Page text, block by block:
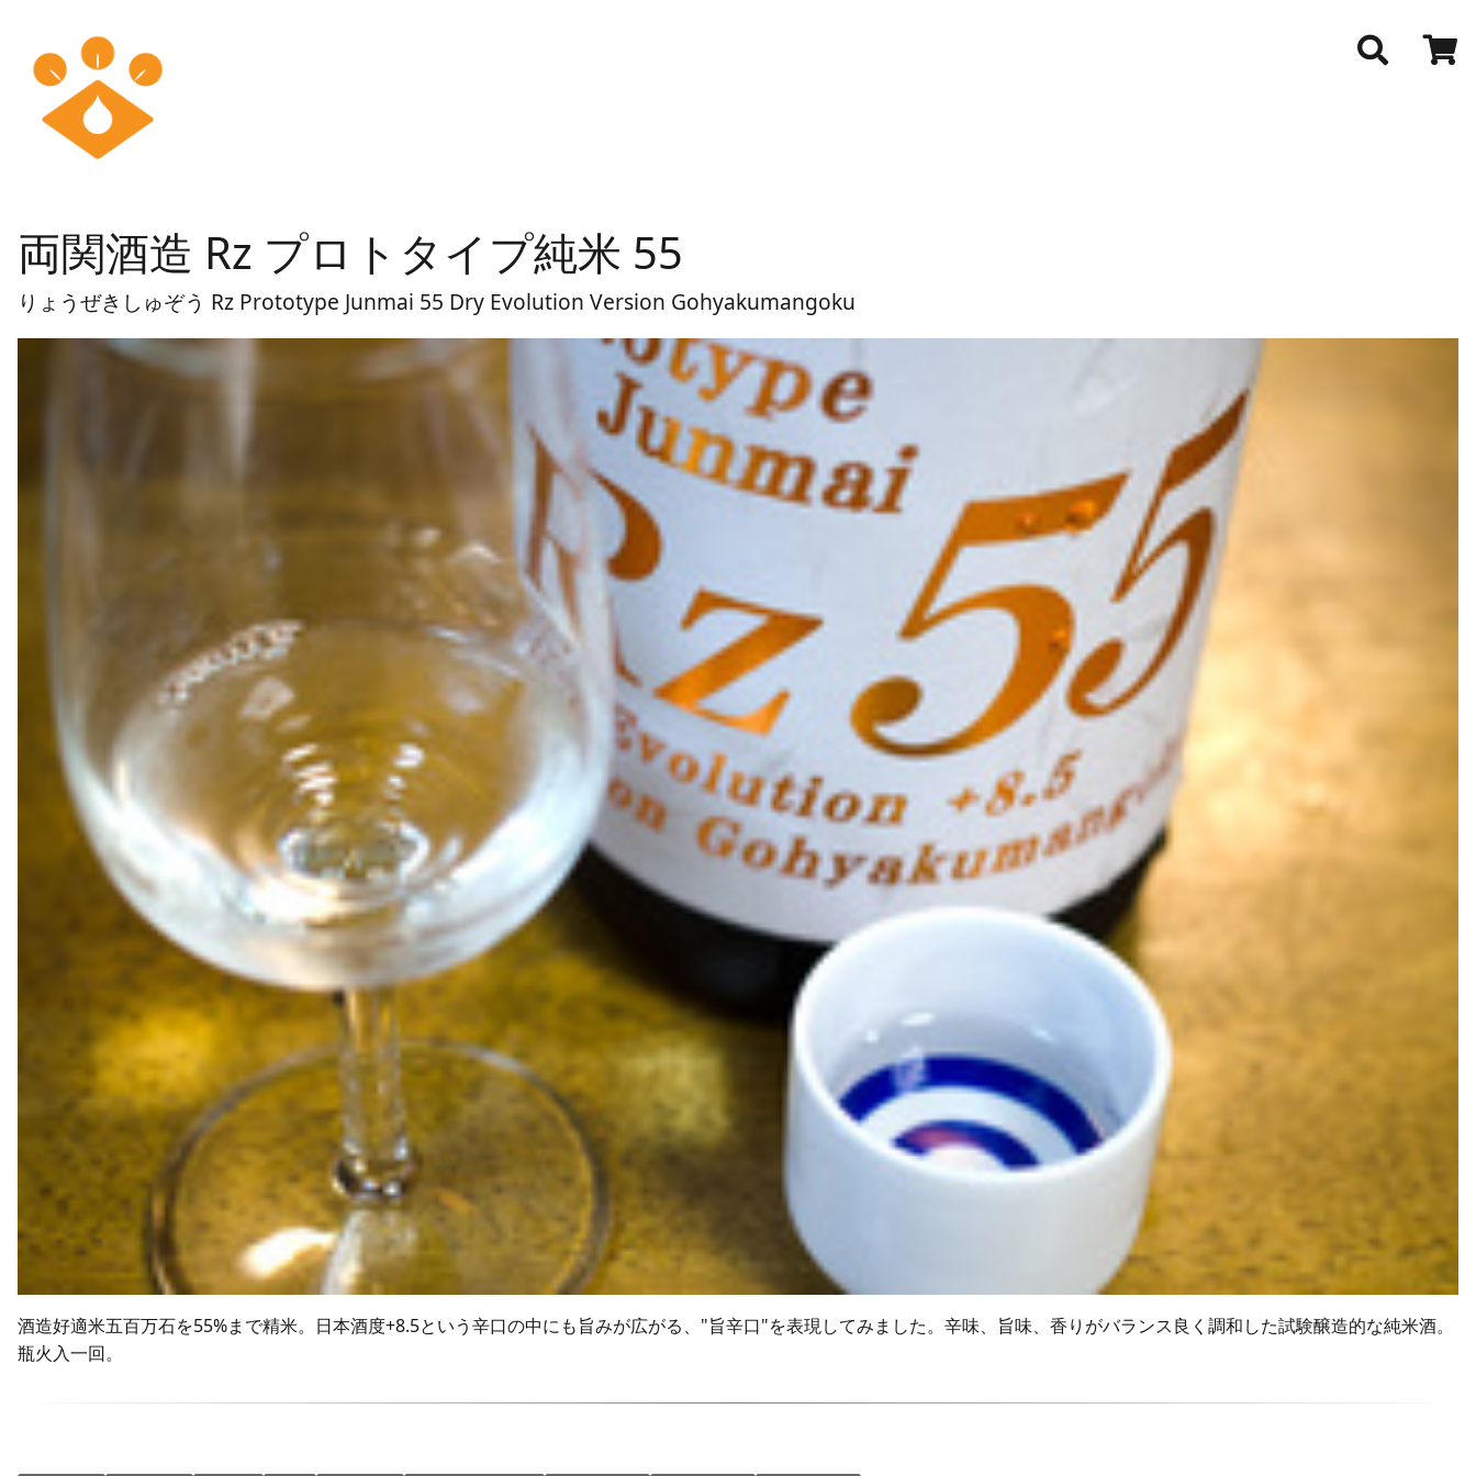
両関酒造 Rz プロトタイプ純米 55
りょうぜきしゅぞう Rz Prototype Junmai 55 Dry Evolution Version Gohyakumangoku
酒造好適米五百万石を55%まで精米。日本酒度+8.5という辛口の中にも旨みが広がる、"旨辛口"を表現してみました。辛味、旨味、香りがバランス良く調和した試験醸造的な純米酒。
瓶火入一回。